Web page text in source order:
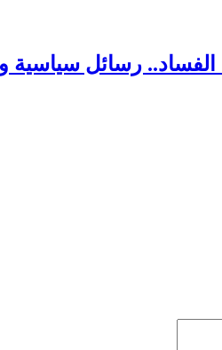
الفساد.. رسائل سياسية